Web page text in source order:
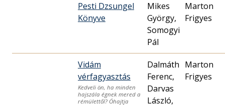
Pesti Dzsungel
Könyve
Mikes
György,
Somogyi
Pál
Marton
Frigyes
Vidám
vérfagyasztás
Kedveli ön, ha minden
hajszála égnek mered a
rémülettől? Óhajtja
Dalmáth
Ferenc,
Darvas
László,
Marton
Frigyes